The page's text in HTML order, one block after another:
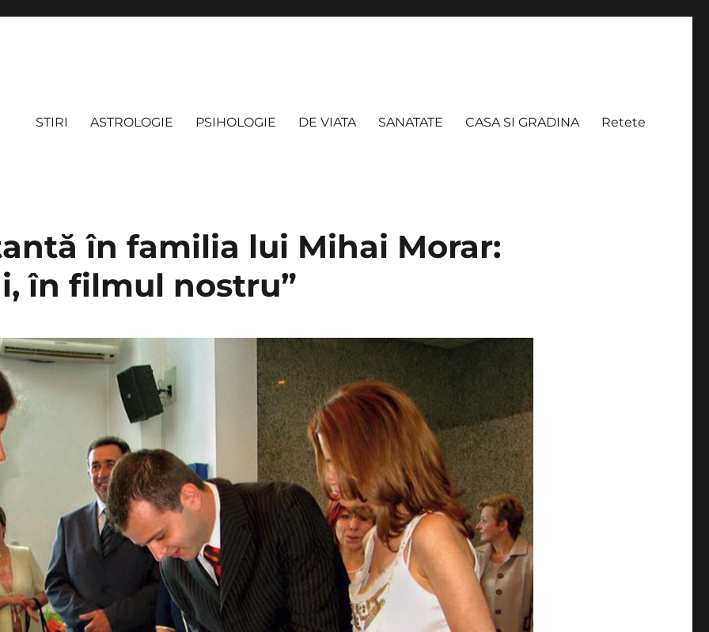
STIRI ASTROLOGIE PSIHOLOGIE DE VIATA SANATATE CASA SI GRADINA Retete
în familia lui Mihai Morar:
în filmul nostru”